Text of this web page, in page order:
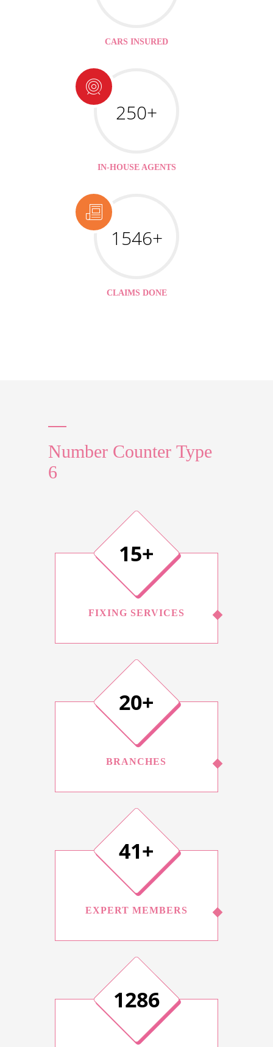
CARS INSURED
250+
IN-HOUSE AGENTS
1546+
CLAIMS DONE
Number Counter Type
6
15+
FIXING SERVICES
20+
BRANCHES
50+
EXPERT MEMBERS
1546